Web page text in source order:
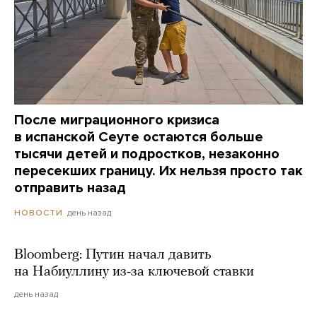
После миграционного кризиса
в испанской Сеуте остаются больше
тысячи детей и подростков, незаконно
пересекших границу. Их нельзя просто так
отправить назад
НОВОСТИ день назад
Bloomberg: Путин начал давить
на Набиуллину из-за ключевой ставки
день назад